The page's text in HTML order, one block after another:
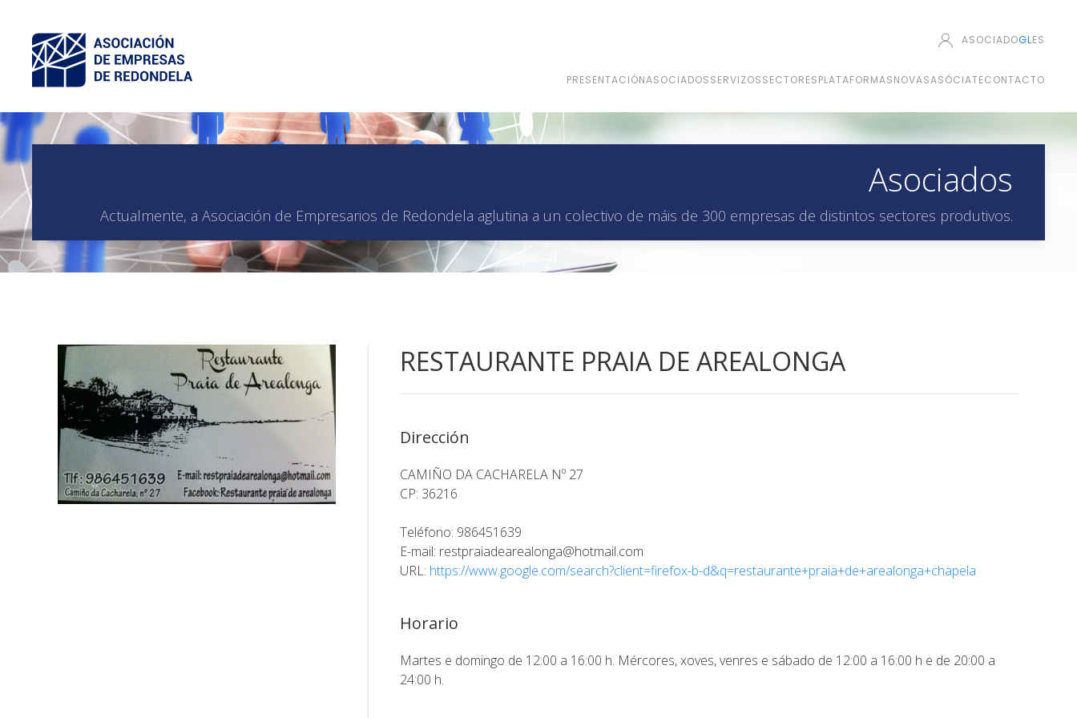
ASOCIADOGLES
PRESENTACIÓNASOCIADOSSERVIZOSSECTORESPLATAFORMASNOVASASÓCIATECONTACTO
Asociados
Actualmente, a Asociación de Empresarios de Redondela aglutina a un colectivo de máis de 300 empresas de distintos sectores produtivos.
RESTAURANTE PRAIA DE AREALONGA
Dirección
CAMIÑO DA CACHARELA Nº 27
CP: 36216
Teléfono: 986451639
E-mail: restpraiadearealonga@hotmail.com
URL: https://www.google.com/search?client=firefox-b-d&q=restaurante+praia+de+arealonga+chapela
Horario
Martes e domingo de 12:00 a 16:00 h. Mércores, xoves, venres e sábado de 12:00 a 16:00 h e de 20:00 a
24:00 h.